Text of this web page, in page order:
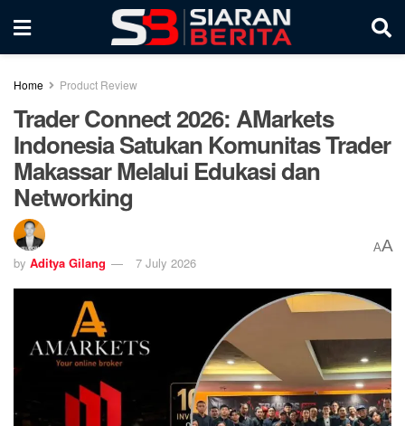
Home Product Review
Trader Connect 2026: AMarkets
Indonesia Satukan Komunitas Trader
Makassar Melalui Edukasi dan
Networking
by Aditya Gilang 7 July 2026
AA